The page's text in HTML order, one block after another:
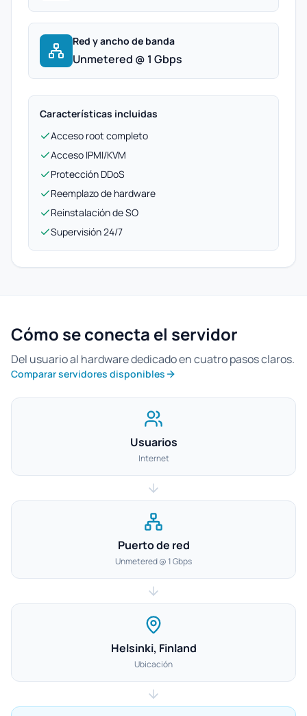
Red y ancho de banda
Unmetered @ 1 Gbps
Características incluidas
Acceso root completo
Acceso IPMI/KVM
Protección DDoS
Reemplazo de hardware
Reinstalación de SO
Supervisión 24/7
Cómo se conecta el servidor
Del usuario al hardware dedicado en cuatro pasos claros.
Comparar servidores disponibles
Usuarios
Internet
Puerto de red
Unmetered @ 1 Gbps
Helsinki, Finland
Ubicación